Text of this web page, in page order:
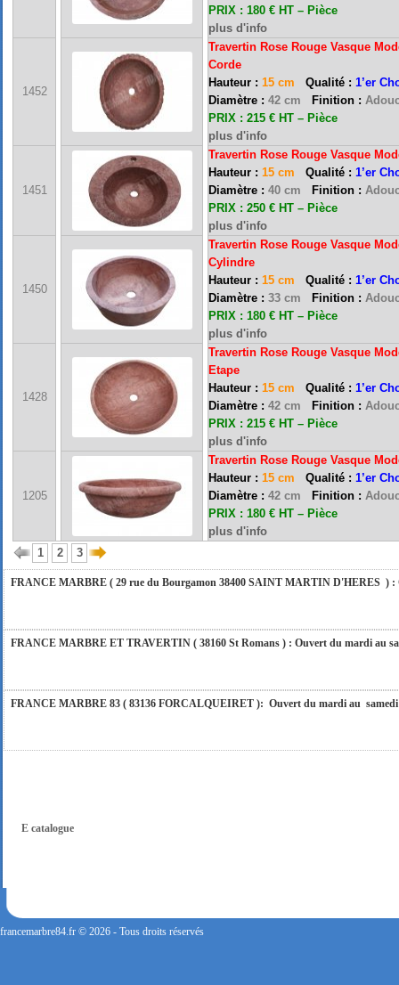
PRIX : 180 € HT – Pièce
plus d'info
1452
Travertin Rose Rouge Vasque
Corde
Hauteur : 15 cm Qualité : 1’er
Diamètre : 42 cm Finition :
PRIX : 215 € HT – Pièce
plus d'info
1451
Travertin Rose Rouge Vasque
Hauteur : 15 cm Qualité : 1’er
Diamètre : 40 cm Finition :
PRIX : 250 € HT – Pièce
plus d'info
1450
Travertin Rose Rouge Vasque
Cylindre
Hauteur : 15 cm Qualité : 1’er
Diamètre : 33 cm Finition :
PRIX : 180 € HT – Pièce
plus d'info
1428
Travertin Rose Rouge Vasque
Etape
Hauteur : 15 cm Qualité : 1’er
Diamètre : 42 cm Finition :
PRIX : 215 € HT – Pièce
plus d'info
1205
Travertin Rose Rouge Vasque
Hauteur : 15 cm Qualité : 1’er
Diamètre : 42 cm Finition :
PRIX : 180 € HT – Pièce
plus d'info
1
2 3
FRANCE MARBRE 13 ( 13680 LANCON PROVENCE ): Ouvert du mardi au
FRANCE MARBRE 84 ( 84600 VALREAS ): Ouvert du mardi au samedi inclus de
FERMETURE POUR CONGES ANNUELS : Nous serons fermés du 10 au 31
vous répondrons dans les meilleurs délais. Nous aurons le plaisir de vous
FRANCE MARBRE ( 29 rue du Bourgamon 38400 SAINT MARTIN D'HERES ) :
FRANCE MARBRE ET TRAVERTIN ( 38160 St Romans ) : Ouvert du mardi au
FRANCE MARBRE 83 ( 83136 FORCALQUEIRET ): Ouvert du mardi au samedi
FRANCE MARBRE 84 ( 84600 VALREAS ): Ouvert du mardi au samedi inclus de
E catalogue
francemarbre84.fr © 2026 - Tous droits réservés